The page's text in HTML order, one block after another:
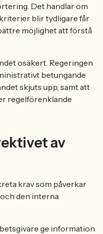
Det handlar om
blir tydligare får
möjlighet att förstå
osäkert. Regeringen
betungande
skjuts upp, samt att
regelförenklande
av
krav som påverkar
den interna
ge information